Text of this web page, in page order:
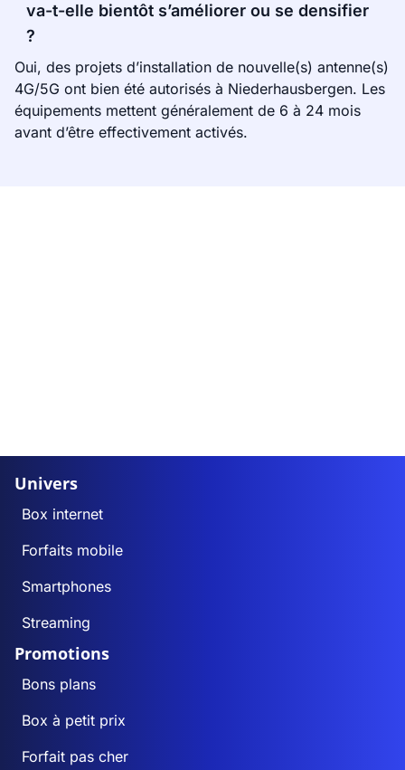
va-t-elle bientôt s’améliorer ou se densifier
?
Oui, des projets d’installation de nouvelle(s) antenne(s)
4G/5G ont bien été autorisés à Niederhausbergen. Les
équipements mettent généralement de 6 à 24 mois
avant d’être effectivement activés.
Univers
Box internet
Forfaits mobile
Smartphones
Streaming
Promotions
Bons plans
Box à petit prix
Forfait pas cher